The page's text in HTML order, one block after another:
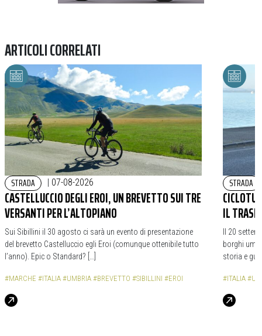
ARTICOLI CORRELATI
STRADA | 07-08-2026
CASTELLUCCIO DEGLI EROI, UN BREVETTO SUI TRE
VERSANTI PER L’ALTOPIANO
Sui Sibillini il 30 agosto ci sarà un evento di presentazione
del brevetto Castelluccio egli Eroi (comunque ottenibile tutto
l’anno). Epic o Standard? […]
#MARCHE #ITALIA #UMBRIA #BREVETTO #SIBILLINI #EROI
STRADA
IL
Il 20
borghi
storia e
#ITALIA